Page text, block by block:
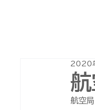
2020
航空